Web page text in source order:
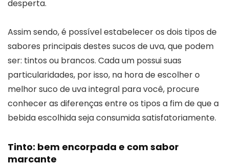
desperta.
Assim sendo, é possível estabelecer os dois tipos de
sabores principais destes sucos de uva, que podem
ser: tintos ou brancos. Cada um possui suas
particularidades, por isso, na hora de escolher o
melhor suco de uva integral para você, procure
conhecer as diferenças entre os tipos a fim de que a
bebida escolhida seja consumida satisfatoriamente.
Tinto: bem encorpada e com sabor
marcante